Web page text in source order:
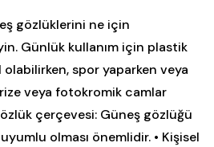
gözlüklerini ne için
Günlük kullanım için plastik
spor yaparken veya
veya fotokromik camlar
çerçevesi: Güneş gözlüğü
olması önemlidir. • Kişisel